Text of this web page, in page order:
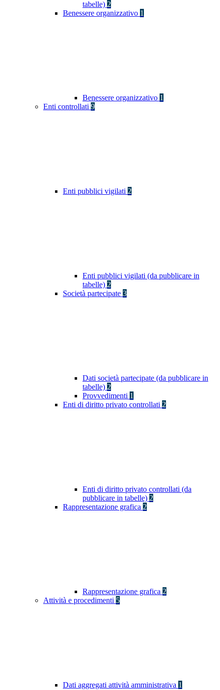
tabelle) 2
Benessere organizzativo 1
Benessere organizzativo 1
Enti controllati 9
Enti pubblici vigilati 2
Enti pubblici vigilati (da pubblicare in
tabelle) 2
Società partecipate 3
Dati società partecipate (da pubblicare in
tabelle) 2
Provvedimenti 1
Enti di diritto privato controllati 2
Enti di diritto privato controllati (da
pubblicare in tabelle) 2
Rappresentazione grafica 2
Rappresentazione grafica 2
Attività e procedimenti 5
Dati aggregati attività amministrativa 1